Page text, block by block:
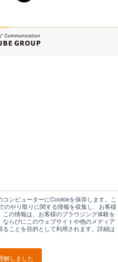
コンピューターにCookieを保存します。こ
のやり取りに関する情報を収集し、お客様
の情報は、お客様のブラウジング体験を
らびにこのウェブサイトや他のメディア
ことを目的として利用されます。詳細は
解しました
ア
LINEで